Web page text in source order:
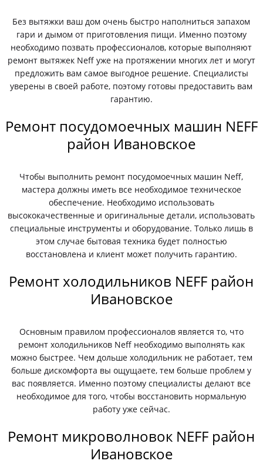
Без вытяжки ваш дом очень быстро наполниться запахом
гари и дымом от приготовления пищи. Именно поэтому
необходимо позвать профессионалов, которые выполняют
ремонт вытяжек Neff уже на протяжении многих лет и могут
предложить вам самое выгодное решение. Специалисты
уверены в своей работе, поэтому готовы предоставить вам
гарантию.
Ремонт посудомоечных машин NEFF
район Ивановское
Чтобы выполнить ремонт посудомоечных машин Neff,
мастера должны иметь все необходимое техническое
обеспечение. Необходимо использовать
высококачественные и оригинальные детали, использовать
специальные инструменты и оборудование. Только лишь в
этом случае бытовая техника будет полностью
восстановлена и клиент может получить гарантию.
Ремонт холодильников NEFF район
Ивановское
Основным правилом профессионалов является то, что
ремонт холодильников Neff необходимо выполнять как
можно быстрее. Чем дольше холодильник не работает, тем
больше дискомфорта вы ощущаете, тем больше проблем у
вас появляется. Именно поэтому специалисты делают все
необходимое для того, чтобы восстановить нормальную
работу уже сейчас.
Ремонт микроволновок NEFF район
Ивановское